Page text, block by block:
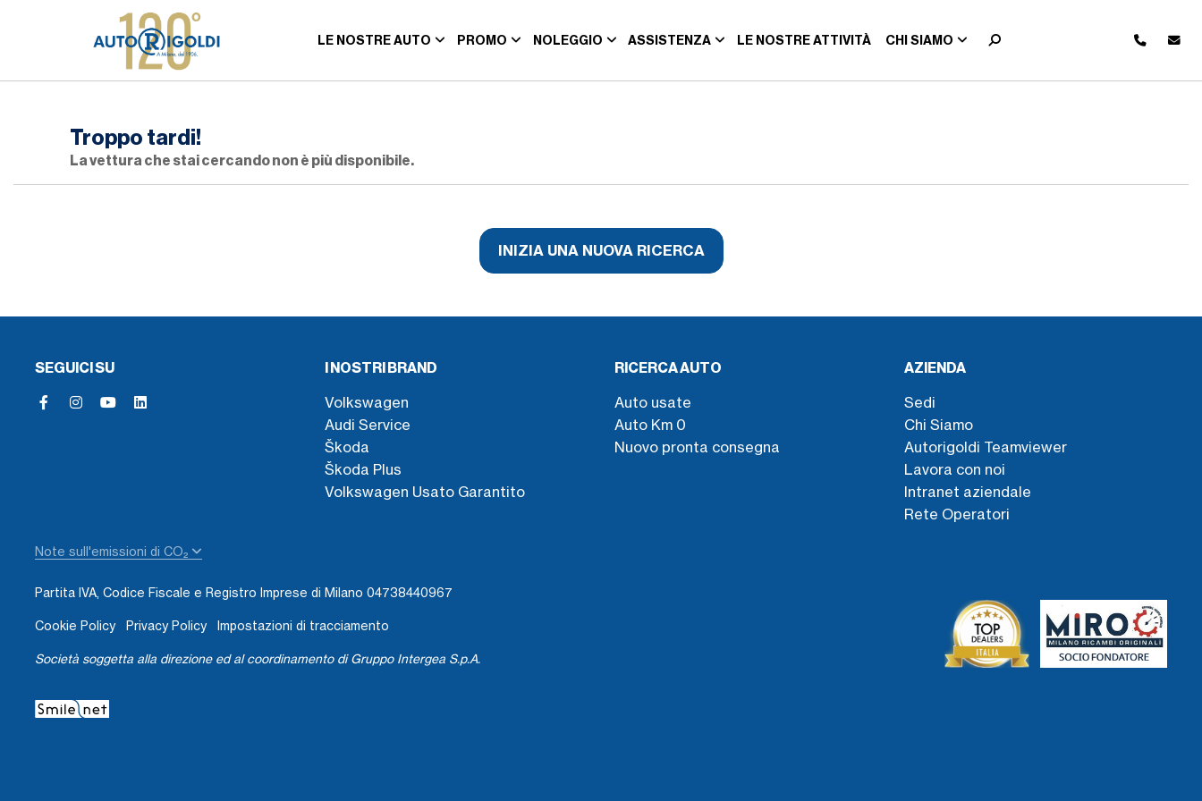
LE NOSTRE AUTO PROMO NOLEGGIO ASSISTENZA LE NOSTRE ATTIVITÀ CHI SIAMO
Troppo tardi!
La vettura che stai cercando non è più disponibile.
INIZIA UNA NUOVA RICERCA
SEGUICI SU I NOSTRI BRAND
Volkswagen
Audi Service
Škoda
Škoda Plus
Volkswagen Usato Garantito
RICERCA AUTO
Auto usate
Auto Km 0
Nuovo pronta consegna
AZIENDA
Sedi
Chi Siamo
Autorigoldi Teamviewer
Lavora con noi
Intranet aziendale
Rete Operatori
Note sull'emissioni di CO₂
Partita IVA, Codice Fiscale e Registro Imprese di Milano 04738440967
Cookie Policy Privacy Policy Impostazioni di tracciamento
Società soggetta alla direzione ed al coordinamento di Gruppo Intergea S.p.A.